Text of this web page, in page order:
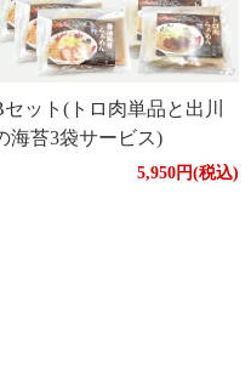
セット(トロ肉単品と出川
海苔3袋サービス)
5,950円(税込)